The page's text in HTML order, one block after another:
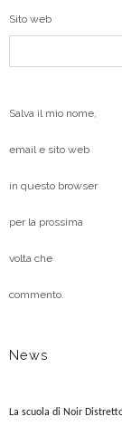
Sito web
Salva il mio nome,
email e sito web
in questo browser
per la prossima
volta che
commento.
News
La scuola di Noir